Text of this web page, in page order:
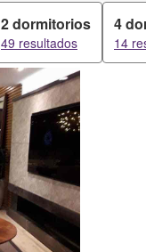
2 dormitorios
49 resultados
4
14